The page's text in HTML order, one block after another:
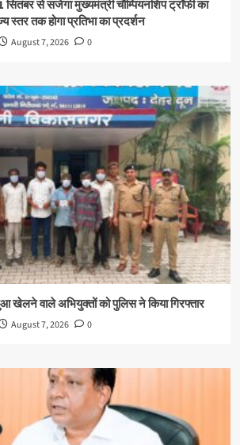
से सजेगा मुख्यमंत्री चौम्पियनशिप ट्रॉफी का
स्तर तक होगा प्रतिभा का प्रदर्शन
August 7, 2026 0
खेलने वाले अभियुक्तों को पुलिस ने किया गिरफ्तार
August 7, 2026 0